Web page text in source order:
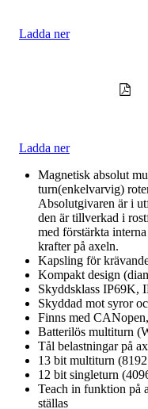
Ladda ner
Ladda ner
Magnetisk absolut
turn(enkelvarvig)
Absolutgivaren är i
den är tillverkad i
med förstärkta
krafter på axeln.
Kapsling för
Kompakt design
Skyddsklass IP69K,
Skyddad mot syror
Finns med
Batterilös multiturn
Tål belastningar på
13 bit multiturn
12 bit singleturn
Teach in funktion på
ställas